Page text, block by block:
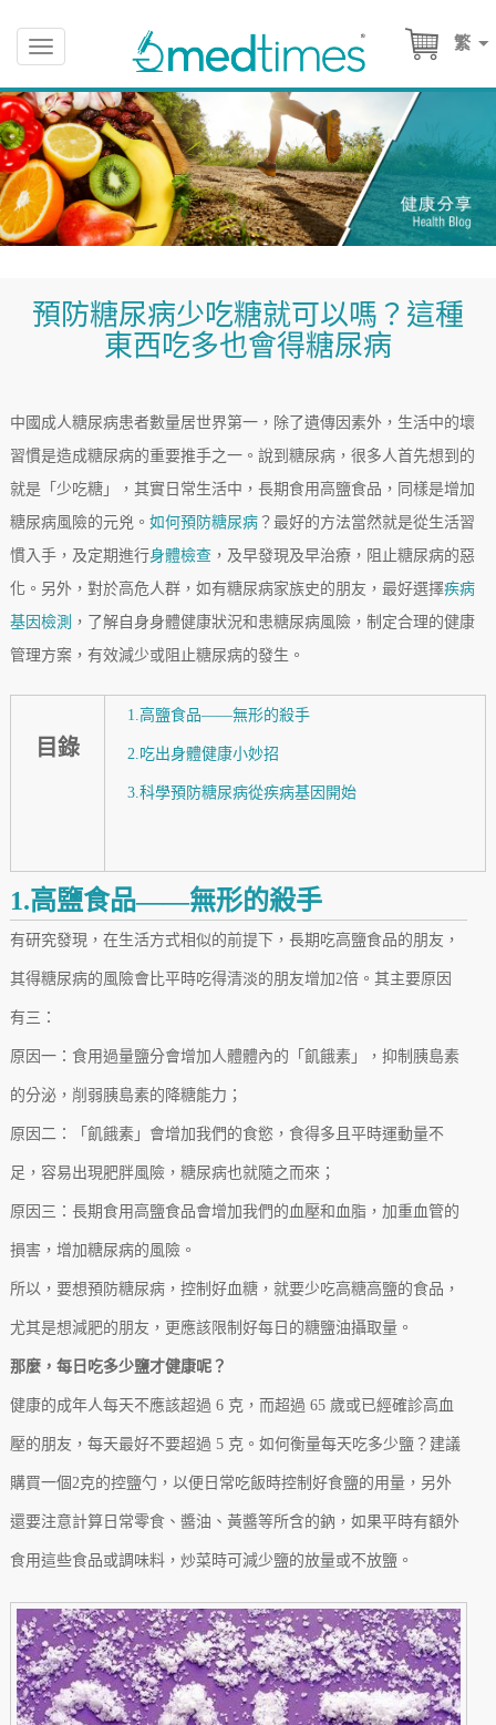
繁
Toggle
navigation
預防糖尿病少吃糖就可以嗎？這種
東西吃多也會得糖尿病
中國成人糖尿病患者數量居世界第一，除了遺傳因素外，生活中的壞
習慣是造成糖尿病的重要推手之一。說到糖尿病，很多人首先想到的
就是「少吃糖」，其實日常生活中，長期食用高鹽食品，同樣是增加
糖尿病風險的元兇。 如何預防糖尿病？最好的方法當然就是從生活習
慣入手，及定期進行身體檢查，及早發現及早治療，阻止糖尿病的惡
化。另外，對於高危人群，如有糖尿病家族史的朋友，最好選擇疾病
基因檢測 ，了解自身身體健康狀況和患糖尿病風險，制定合理的健康
管理方案，有效減少或阻止糖尿病的發生。
目錄
1.高鹽食品——無形的殺手
2.吃出身體健康小妙招
3.科學預防糖尿病從疾病基因開始
1.高鹽食品——無形的殺手
有研究發現，在生活方式相似的前提下，長期吃高鹽食品的朋友，
其得糖尿病的風險會比平時吃得清淡的朋友增加2倍。其主要原因
有三：
原因一：食用過量鹽分會增加人體體內的「飢餓素」，抑制胰島素
的分泌，削弱胰島素的降糖能力；
原因二：「飢餓素」會增加我們的食慾，食得多且平時運動量不
足，容易出現肥胖風險，糖尿病也就隨之而來；
原因三：長期食用高鹽食品會增加我們的血壓和血脂，加重血管的
損害，增加糖尿病的風險。
所以，要想預防糖尿病，控制好血糖，就要少吃高糖高鹽的食品，
尤其是想減肥的朋友，更應該限制好每日的糖鹽油攝取量。
那麼，每日吃多少鹽才健康呢？
健康的成年人每天不應該超過 6 克，而超過 65 歲或已經確診高血
壓的朋友，每天最好不要超過 5 克。如何衡量每天吃多少鹽？建議
購買一個2克的控鹽勺，以便日常吃飯時控制好食鹽的用量，另外
還要注意計算日常零食、醬油、黃醬等所含的鈉，如果平時有額外
食用這些食品或調味料，炒菜時可減少鹽的放量或不放鹽。